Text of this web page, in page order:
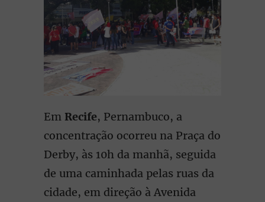
Em Recife, Pernambuco, a
concentração ocorreu na Praça do
Derby, às 10h da manhã, seguida
de uma caminhada pelas ruas da
cidade, em direção à Avenida